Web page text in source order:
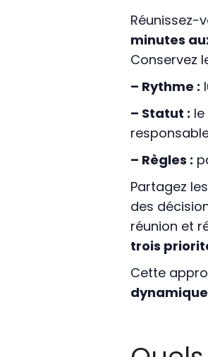
Réunissez-
minutes
Conservez
– Rythme :
– Statut :
– Règles :
Partagez
des
réunion et
trois
Cette